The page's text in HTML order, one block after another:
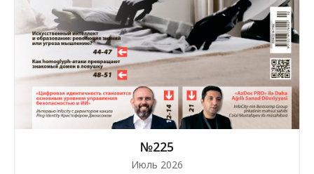
№225
Июль 2026